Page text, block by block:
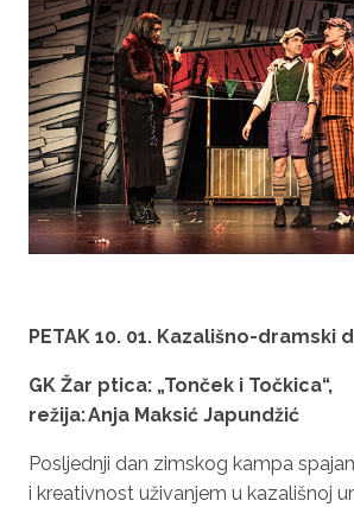
PETAK 10. 01. Kazališno-dramski
GK Žar ptica: „Tonček i Točkica“,
režija: Anja Maksić Japundžić
Posljednji dan zimskog kampa
i kreativnost uživanjem u kazališnoj